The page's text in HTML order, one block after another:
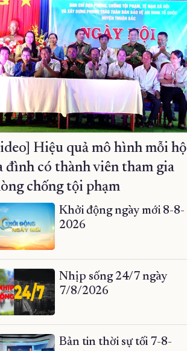
Hiệu quả mô hình mỗi hộ
đình có thành viên tham gia
chống tội phạm
Khởi động ngày mới 8-8-
2026
Nhịp sống 24/7 ngày
7/8/2026
Bản tin thời sự tối 7-8-